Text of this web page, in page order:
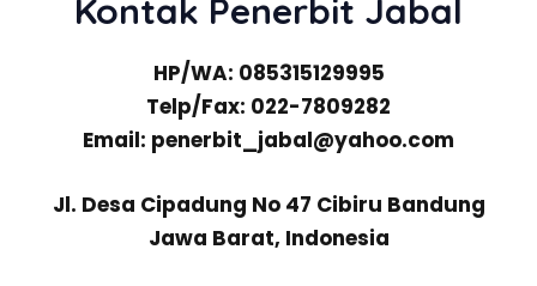
Kontak Penerbit Jabal
HP/WA: 085315129995
Telp/Fax: 022-7809282
Email: penerbit_jabal@yahoo.com
Jl. Desa Cipadung No 47 Cibiru Bandung
Jawa Barat, Indonesia